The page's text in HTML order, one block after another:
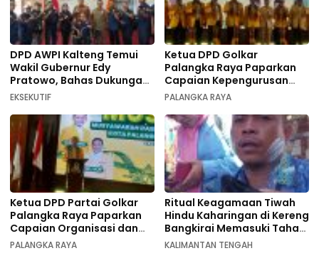
DPD AWPI Kalteng Temui
Wakil Gubernur Edy
Pratowo, Bahas Dukungan
Kongres Nasional II AWPI di
EKSEKUTIF
Ketua DPD Golkar
Palangka Raya Paparkan
Capaian Kepengurusan
pada Pembukaan Musda XI
PALANGKA RAYA
Ketua DPD Partai Golkar
Palangka Raya Paparkan
Capaian Organisasi dan
Kemenangan Pemilu pada
PALANGKA RAYA
Ritual Keagamaan Tiwah
Hindu Kaharingan di Kereng
Bangkirai Memasuki Tahap
Akhir
KALIMANTAN TENGAH